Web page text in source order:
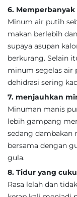
6.
Minum air putih
makan berlebih
supaya asupan
berkurang. Selain
minum segelas air
dehidrasi sering
7. menjauhkan
Minuman manis
lebih gampang
sedang dambakan
bersama dengan
gula.
8. Tidur yang
Rasa lelah dan